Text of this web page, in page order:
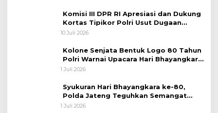
Komisi III DPR RI Apresiasi dan Dukung
Kortas Tipikor Polri Usut Dugaan
Korupsi Batu Bara
10 Juli 2026
Kolone Senjata Bentuk Logo 80 Tahun
Polri Warnai Upacara Hari Bhayangkara
ke-80
1 Juli 2026
Syukuran Hari Bhayangkara ke-80,
Polda Jateng Teguhkan Semangat
Pengabdian dan Pererat Kebersamaan
1 Juli 2026